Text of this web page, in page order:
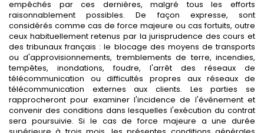
empêchés par ces dernières, malgré tous les efforts
raisonnablement possibles. De façon expresse, sont
considérés comme cas de force majeure ou cas fortuits, outre
ceux habituellement retenus par la jurisprudence des cours et
des tribunaux français : le blocage des moyens de transports
ou d'approvisionnements, tremblements de terre, incendies,
tempêtes, inondations, foudre, l'arrêt des réseaux de
télécommunication ou difficultés propres aux réseaux de
télécommunication externes aux clients. Les parties se
rapprocheront pour examiner l'incidence de l'événement et
convenir des conditions dans lesquelles l'exécution du contrat
sera poursuivie. Si le cas de force majeure a une durée